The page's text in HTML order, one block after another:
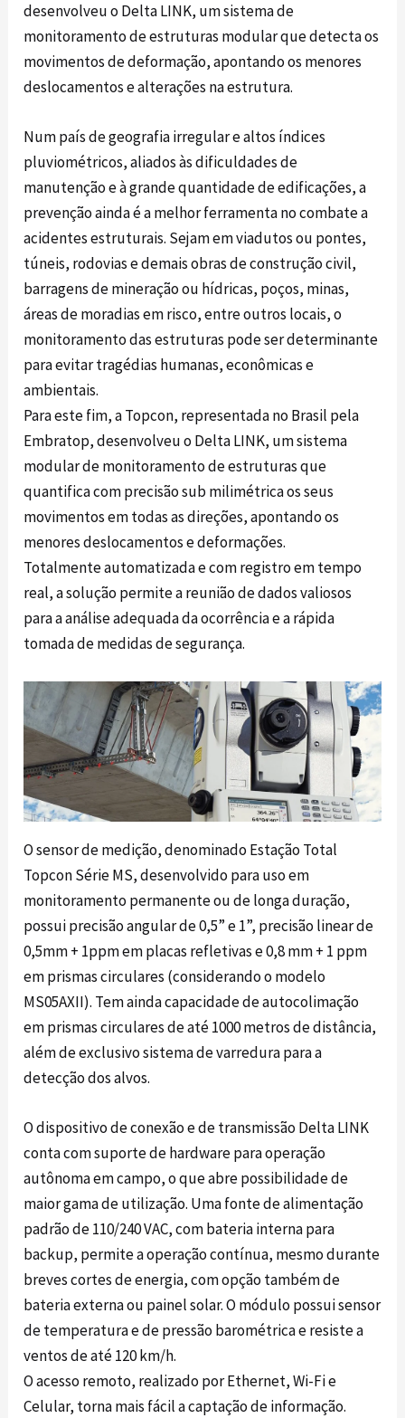
desenvolveu o Delta LINK, um sistema de
monitoramento de estruturas modular que detecta os
movimentos de deformação, apontando os menores
deslocamentos e alterações na estrutura.
Num país de geografia irregular e altos índices
pluviométricos, aliados às dificuldades de
manutenção e à grande quantidade de edificações, a
prevenção ainda é a melhor ferramenta no combate a
acidentes estruturais. Sejam em viadutos ou pontes,
túneis, rodovias e demais obras de construção civil,
barragens de mineração ou hídricas, poços, minas,
áreas de moradias em risco, entre outros locais, o
monitoramento das estruturas pode ser determinante
para evitar tragédias humanas, econômicas e
ambientais.
Para este fim, a Topcon, representada no Brasil pela
Embratop, desenvolveu o Delta LINK, um sistema
modular de monitoramento de estruturas que
quantifica com precisão sub milimétrica os seus
movimentos em todas as direções, apontando os
menores deslocamentos e deformações.
Totalmente automatizada e com registro em tempo
real, a solução permite a reunião de dados valiosos
para a análise adequada da ocorrência e a rápida
tomada de medidas de segurança.
O sensor de medição, denominado Estação Total
Topcon Série MS, desenvolvido para uso em
monitoramento permanente ou de longa duração,
possui precisão angular de 0,5” e 1”, precisão linear de
0,5mm + 1ppm em placas refletivas e 0,8 mm + 1 ppm
em prismas circulares (considerando o modelo
MS05AXII). Tem ainda capacidade de autocolimação
em prismas circulares de até 1000 metros de distância,
além de exclusivo sistema de varredura para a
detecção dos alvos.
O dispositivo de conexão e de transmissão Delta LINK
conta com suporte de hardware para operação
autônoma em campo, o que abre possibilidade de
maior gama de utilização. Uma fonte de alimentação
padrão de 110/240 VAC, com bateria interna para
backup, permite a operação contínua, mesmo durante
breves cortes de energia, com opção também de
bateria externa ou painel solar. O módulo possui sensor
de temperatura e de pressão barométrica e resiste a
ventos de até 120 km/h.
O acesso remoto, realizado por Ethernet, Wi-Fi e
Celular, torna mais fácil a captação de informação.